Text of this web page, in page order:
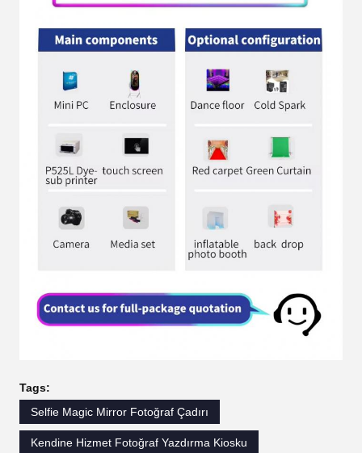
Tags:
Selfie Magic Mirror Fotoğraf Çadırı
Kendine Hizmet Fotoğraf Yazdırma Kiosku